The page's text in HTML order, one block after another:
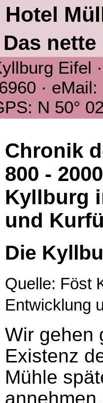
Hotel
Das
Eifel
· eMail:
N 50°
Chronik
800 - 2000
Kyllburg
und
Die
Quelle: Föst
Entwicklung
Wir gehen
Existenz
Mühle